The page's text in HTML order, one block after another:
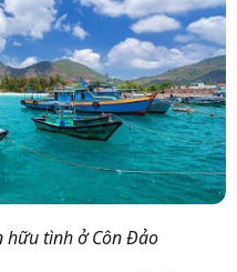
hữu tình ở Côn Đảo